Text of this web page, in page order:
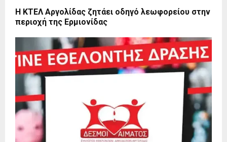
Η ΚΤΕΛ Αργολίδας ζητάει οδηγό λεωφορείου στην
περιοχή της Ερμιονίδας